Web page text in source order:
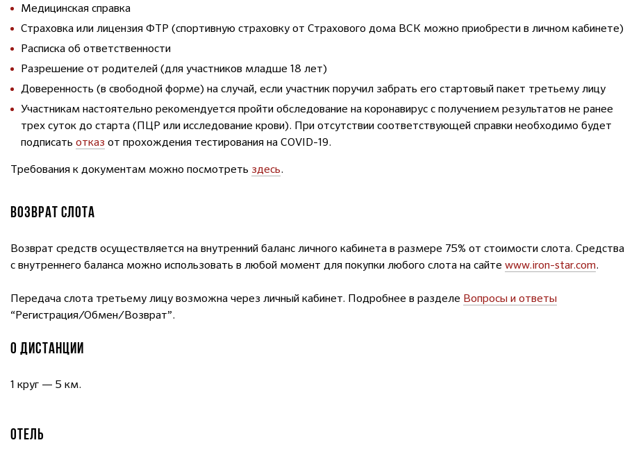
Медицинская справка
Страховка или лицензия ФТР (спортивную страховку от Страхового дома ВСК можно приобрести в личном кабинете)
Расписка об ответственности
Разрешение от родителей (для участников младше 18 лет)
Доверенность (в свободной форме) на случай, если участник поручил забрать его стартовый пакет третьему лицу
Участникам настоятельно рекомендуется пройти обследование на коронавирус с получением результатов не ранее
трех суток до старта (ПЦР или исследование крови). При отсутствии соответствующей справки необходимо будет
подписать отказ от прохождения тестирования на COVID-19.
Требования к документам можно посмотреть здесь.
ВОЗВРАТ СЛОТА
Возврат средств осуществляется на внутренний баланс личного кабинета в размере 75% от стоимости слота. Средства
с внутреннего баланса можно использовать в любой момент для покупки любого слота на сайте www.iron-star.com.
Передача слота третьему лицу возможна через личный кабинет. Подробнее в разделе Вопросы и ответы
“Регистрация/Обмен/Возврат”.
О ДИСТАНЦИИ
1 круг — 5 км.
ОТЕЛЬ